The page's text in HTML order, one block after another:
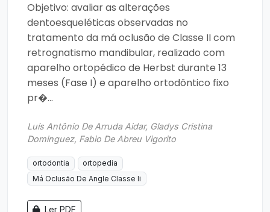
Objetivo: avaliar as alterações
dentoesqueléticas observadas no
tratamento da má oclusão de Classe II com
retrognatismo mandibular, realizado com
aparelho ortopédico de Herbst durante 13
meses (Fase I) e aparelho ortodôntico fixo
pr�...
Luís Antônio De Arruda Aidar, Gladys Cristina
Dominguez, Fabio De Abreu Vigorito
ortodontia
ortopedia
Má Oclusão De Angle Classe Ii
Ler PDF